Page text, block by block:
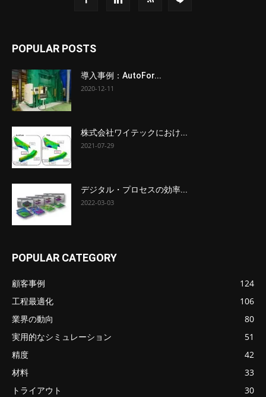
POPULAR POSTS
導入事例：AutoFor...
2020-12-11
株式会社ワイテックにおけ...
2021-07-29
デジタル・プロセスの効率...
2022-03-03
POPULAR CATEGORY
顧客事例
124
工程最適化
106
業界の動向
80
実用的なシミュレーション
51
精度
42
材料
33
トライアウト
30